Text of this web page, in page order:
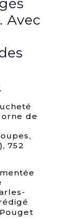
Avec
de
752